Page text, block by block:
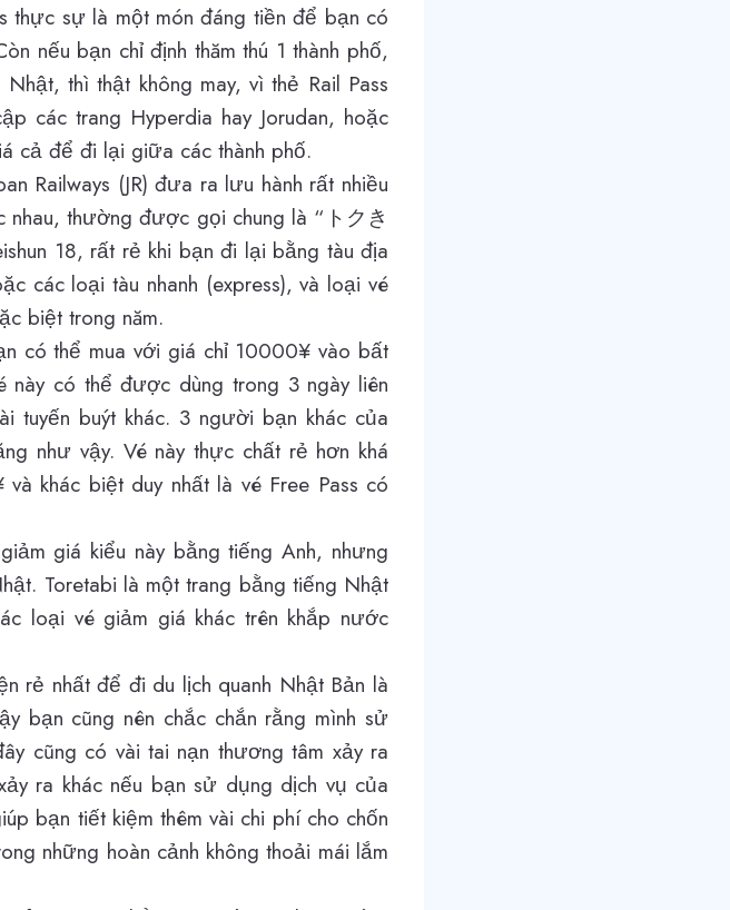
thực sự là một món đáng tiền để bạn có
nếu bạn chỉ định thăm thú 1 thành phố,
thì thật không may, vì thẻ Rail Pass
các trang Hyperdia hay Jorudan, hoặc
cả để đi lại giữa các thành phố.
Railways (JR) đưa ra lưu hành rất nhiều
thường được gọi chung là “トクき
18, rất rẻ khi bạn đi lại bằng tàu địa
các loại tàu nhanh (express), và loại vé
biệt trong năm.
có thể mua với giá chỉ 10000¥ vào bất
này có thể được dùng trong 3 ngày liên
tuyến buýt khác. 3 người bạn khác của
như vậy. Vé này thực chất rẻ hơn khá
khác biệt duy nhất là vé Free Pass có
giá kiểu này bằng tiếng Anh, nhưng
Toretabi là một trang bằng tiếng Nhật
loại vé giảm giá khác trên khắp nước
rẻ nhất để đi du lịch quanh Nhật Bản là
bạn cũng nên chắc chắn rằng mình sử
cũng có vài tai nạn thương tâm xảy ra
ra khác nếu bạn sử dụng dịch vụ của
bạn tiết kiệm thêm vài chi phí cho chốn
những hoàn cảnh không thoải mái lắm